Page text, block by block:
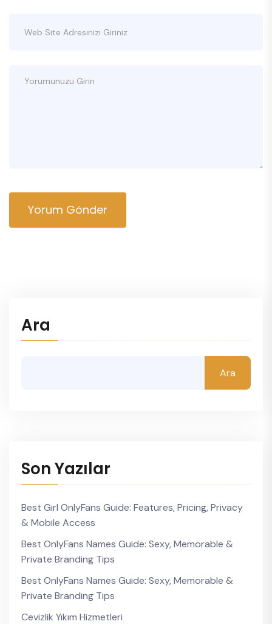
Yorum Gönder
Ara
Ara
Son Yazılar
Best Girl OnlyFans Guide: Features, Pricing, Privacy
& Mobile Access
Best OnlyFans Names Guide: Sexy, Memorable &
Private Branding Tips
Best OnlyFans Names Guide: Sexy, Memorable &
Private Branding Tips
Cevizlik Yıkım Hizmetleri